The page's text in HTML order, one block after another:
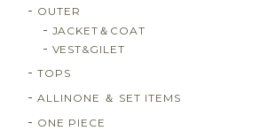
OUTER
JACKET＆COAT
VEST&GILET
TOPS
ALLINONE ＆ SET ITEMS
ONE PIECE